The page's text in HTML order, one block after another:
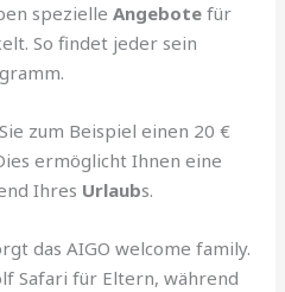
spezielleAngebote für
So findet jeder sein
zum Beispiel einen 20 €
ermöglicht Ihnen eine
Ihres Urlaubs.
das AIGO welcome family.
Safari für Eltern, während